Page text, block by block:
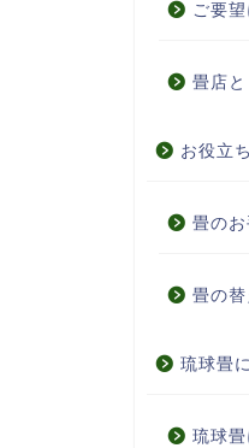
ご要
畳店と
お役立
畳の
畳の
琉球畳
琉球